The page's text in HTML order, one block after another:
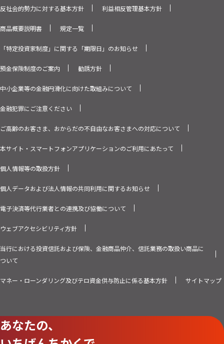
あなたの、
反社会的勢力に対する基本方針 利益相反管理基本方針
商品概要説明書 規定一覧
「特定投資家制度」に関する「期限日」のお知らせ
預金保険制度のご案内 勧誘方針
中小企業等の金融円滑化に向けた取組みについて
金融犯罪にご注意ください
ご高齢のお客さま、おからだの不自由なお客さまへの対応について
本サイト・スマートフォンアプリケーションのご利用にあたって
個人情報等の取扱方針
個人データおよび法人情報の共同利用に関するお知らせ
電子決済等代行業者との連携及び協働について
ウェブアクセシビリティ方針
当行における投資信託および保険、金融商品仲介、信託業務の取扱い商品に
ついて
マネー・ローンダリング及びテロ資金供与防止に係る基本方針 サイトマップ